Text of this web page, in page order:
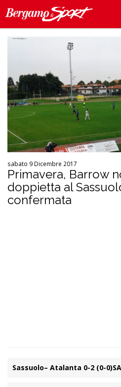
sabato 9 Dicembre 2017
Primavera, Barrow
doppietta al
confermata
Sassuolo– Atalanta 0-2 (0-0)